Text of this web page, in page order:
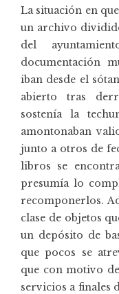
La situación en
un archivo
del
documentación
iban desde el
abierto tras
sostenía la
amontonaban
junto a otros de
libros se
presumía lo
recomponerlos.
clase de objetos
un depósito de
que pocos se
que con motivo
servicios a finales